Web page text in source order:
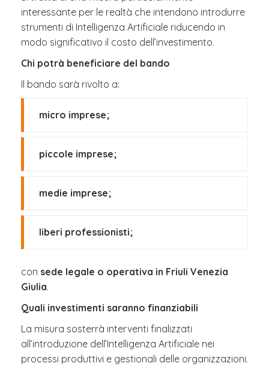
interessante per le realtà che intendono introdurre
strumenti di Intelligenza Artificiale riducendo in
modo significativo il costo dell’investimento.
Chi potrà beneficiare del bando
Il bando sarà rivolto a:
micro imprese;
piccole imprese;
medie imprese;
liberi professionisti;
con sede legale o operativa in Friuli Venezia
Giulia.
Quali investimenti saranno finanziabili
La misura sosterrà interventi finalizzati
all’introduzione dell’Intelligenza Artificiale nei
processi produttivi e gestionali delle organizzazioni.